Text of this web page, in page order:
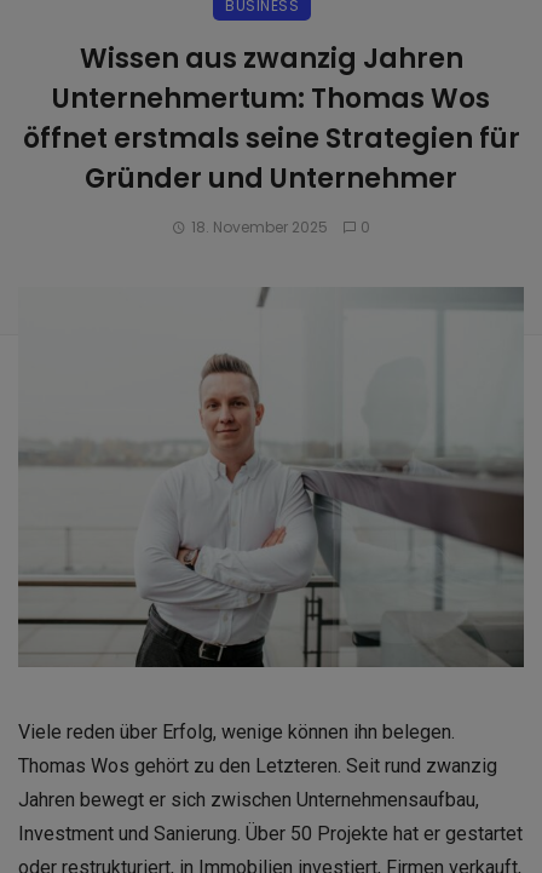
BUSINESS
Wissen aus zwanzig Jahren
Unternehmertum: Thomas Wos
öffnet erstmals seine Strategien für
Gründer und Unternehmer
18. November 2025 0
Viele reden über Erfolg, wenige können ihn belegen.
Thomas Wos gehört zu den Letzteren. Seit rund zwanzig
Jahren bewegt er sich zwischen Unternehmensaufbau,
Investment und Sanierung. Über 50 Projekte hat er gestartet
oder restrukturiert, in Immobilien investiert, Firmen verkauft,